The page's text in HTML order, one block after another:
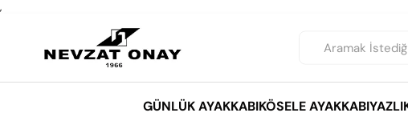
,
GÜNLÜK AYAKKABIKÖSELE AYAKKABI